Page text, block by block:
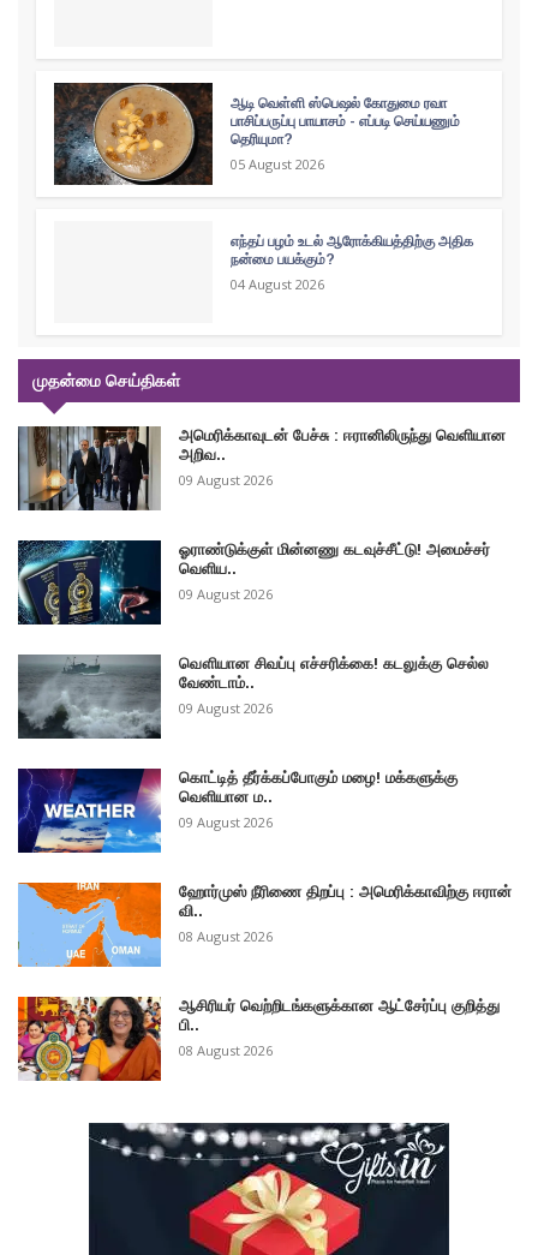
ஆடி வெள்ளி ஸ்பெஷல் கோதுமை ரவா
பாசிப்பருப்பு பாயாசம் - எப்படி செய்யணும்
தெரியுமா?
05 August 2026
எந்தப் பழம் உடல் ஆரோக்கியத்திற்கு அதிக
நன்மை பயக்கும்?
04 August 2026
முதன்மை செய்திகள்
அமெரிக்காவுடன் பேச்சு : ஈரானிலிருந்து வெளியான
அறிவ..
09 August 2026
ஓராண்டுக்குள் மின்னணு கடவுச்சீட்டு! அமைச்சர்
வெளிய..
09 August 2026
வௌியான சிவப்பு எச்சரிக்கை! கடலுக்கு செல்ல
வேண்டாம்..
09 August 2026
கொட்டித் தீர்க்கப்போகும் மழை! மக்களுக்கு
வெளியான ம..
09 August 2026
ஹோர்முஸ் நீரிணை திறப்பு : அமெரிக்காவிற்கு ஈரான்
வி..
08 August 2026
ஆசிரியர் வெற்றிடங்களுக்கான ஆட்சேர்ப்பு குறித்து
பி..
08 August 2026